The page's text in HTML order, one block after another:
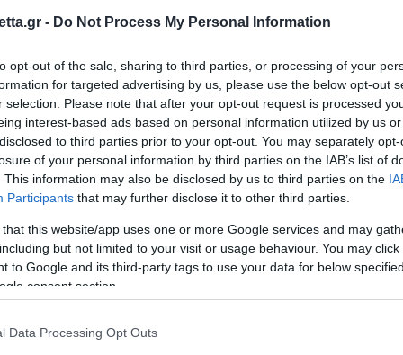
- Do Not Process My Personal Information
opt-out of the sale, sharing to third parties, or processing of your
for targeted advertising by us, please use the below opt-out
selection. Please note that after your opt-out request is processed
interest-based ads based on personal information utilized by us
to third parties prior to your opt-out. You may separately
of your personal information by third parties on the IAB’s list of
This information may also be disclosed by us to third parties on the
Participants that may further disclose it to other third parties.
that this website/app uses one or more Google services and may
but not limited to your visit or usage behaviour. You may
to Google and its third-party tags to use your data for below
consent section.
Data Processing Opt Outs
στα αποτελέσματα αναζήτησης.
στην Google
του Άρη με την «Ελληνικός
στην επόμενη εβδομάδα.
με την εταιρία «Ελληνικός Χρυσός», παρόλο
Σύμφωνα, μάλιστα, με δημοσιεύματα, μέσα στην
η συνεργασία, με τις πληροφορίες να κάνουν
ακόμα υπό διαπραγμάτευση, με την διοίκηση
μεγαλύτερο ποσό μπορεί, ενώ υπάρχουν
Στις 25 του μήνα, πάντως, υπάρχει η